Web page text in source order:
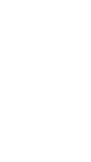
a favoritos